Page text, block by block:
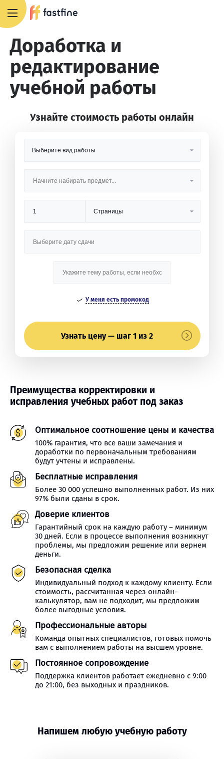
Доработка и
редактирование
учебной работы
Узнайте стоимость работы онлайн
У меня есть промокод
Узнать цену — шаг 1 из 2
Преимущества корректировки и
исправления учебных работ под заказ
Оптимальное соотношение цены и качества
100% гарантия, что все ваши замечания и
доработки по первоначальным требованиям
будут учтены и исправлены.
Бесплатные исправления
Более 30 000 успешно выполненных работ. Из них
97% были сданы в срок.
Доверие клиентов
Гарантийный срок на каждую работу – минимум
30 дней. Если в процессе выполнения возникнут
проблемы, мы предложим решение или вернем
деньги.
Безопасная сделка
Индивидуальный подход к каждому клиенту. Если
стоимость, рассчитанная через онлайн-
калькулятор, вам не подходит, мы предложим
более выгодные условия.
Профессиональные авторы
Команда опытных специалистов, готовых помочь
вам с выполнением работы на высшем уровне.
Постоянное сопровождение
Поддержка клиентов работает ежедневно с 9:00
до 21:00, без выходных и праздников.
Напишем любую учебную работу